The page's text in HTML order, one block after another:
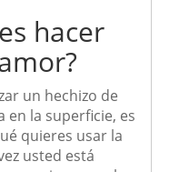
hacer
un hechizo de
la superficie, es
quieres usar la
usted está